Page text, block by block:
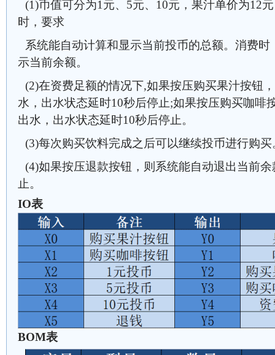
(1)币值可分为1元、5元、10元，果汁单价为12
时，要求
系统能自动计算和显示当前投币的总额。消费
示当前余额。
(2)在资费足额的情况下,如果按压购买果汁按钮
水，出水状态延时10秒后停止;如果按压购买咖啡
出水，出水状态延时10秒后停止。
(3)每次购买饮料完成之后可以继续投币进行购买
(4)如果按压退款按钮，则系统能自动退出当前
止。
IO表
BOM表